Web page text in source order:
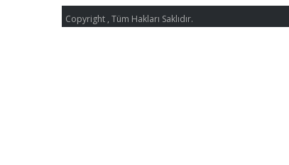
Copyright , Tüm Hakları Saklıdır.